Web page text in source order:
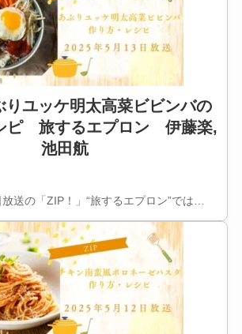
りユッケ明太高菜ビビンバの
ピ 旅するエプロン 伊藤楽,
池田航
送の「ZIP！」“旅するエプロン”では…